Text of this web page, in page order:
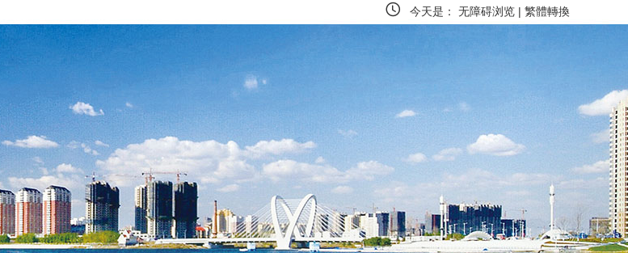
今天是： 无障碍浏览 | 繁體轉換